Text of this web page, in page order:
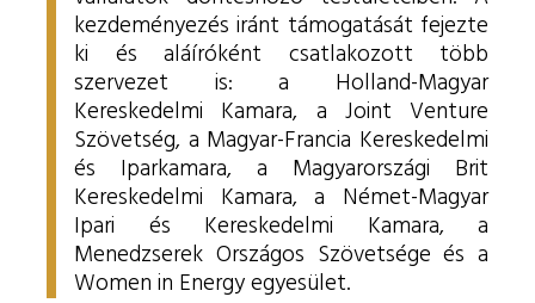
kezdeményezés iránt támogatását fejezte
ki és aláíróként csatlakozott több
szervezet is: a Holland-Magyar
Kereskedelmi Kamara, a Joint Venture
Szövetség, a Magyar-Francia Kereskedelmi
és Iparkamara, a Magyarországi Brit
Kereskedelmi Kamara, a Német-Magyar
Ipari és Kereskedelmi Kamara, a
Menedzserek Országos Szövetsége és a
Women in Energy egyesület.